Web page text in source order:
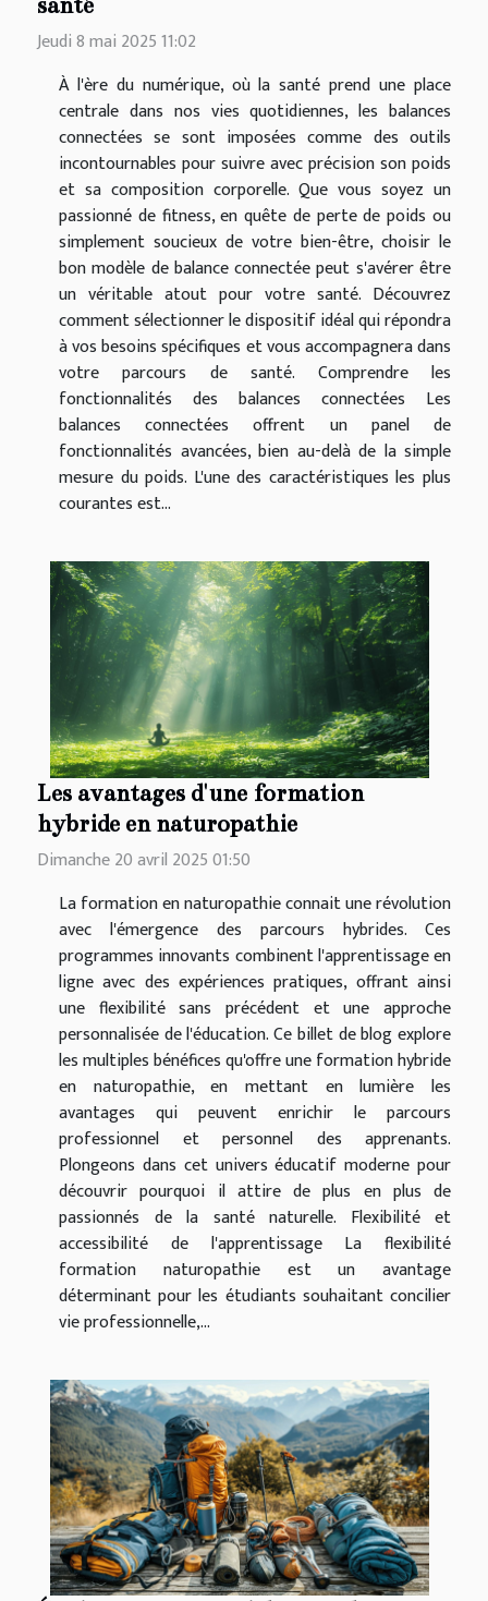
Jeudi 8 mai 2025 11:02
À l'ère du numérique, où la santé prend une place
centrale dans nos vies quotidiennes, les balances
connectées se sont imposées comme des outils
incontournables pour suivre avec précision son poids
et sa composition corporelle. Que vous soyez un
passionné de fitness, en quête de perte de poids ou
simplement soucieux de votre bien-être, choisir le
bon modèle de balance connectée peut s'avérer être
un véritable atout pour votre santé. Découvrez
comment sélectionner le dispositif idéal qui répondra
à vos besoins spécifiques et vous accompagnera dans
votre parcours de santé. Comprendre les
fonctionnalités des balances connectées Les
balances connectées offrent un panel de
fonctionnalités avancées, bien au-delà de la simple
mesure du poids. L'une des caractéristiques les plus
courantes est...
Les avantages d'une formation
hybride en naturopathie
Dimanche 20 avril 2025 01:50
La formation en naturopathie connait une révolution
avec l'émergence des parcours hybrides. Ces
programmes innovants combinent l'apprentissage en
ligne avec des expériences pratiques, offrant ainsi
une flexibilité sans précédent et une approche
personnalisée de l'éducation. Ce billet de blog explore
les multiples bénéfices qu'offre une formation hybride
en naturopathie, en mettant en lumière les
avantages qui peuvent enrichir le parcours
professionnel et personnel des apprenants.
Plongeons dans cet univers éducatif moderne pour
découvrir pourquoi il attire de plus en plus de
passionnés de la santé naturelle. Flexibilité et
accessibilité de l'apprentissage La flexibilité
formation naturopathie est un avantage
déterminant pour les étudiants souhaitant concilier
vie professionnelle,...